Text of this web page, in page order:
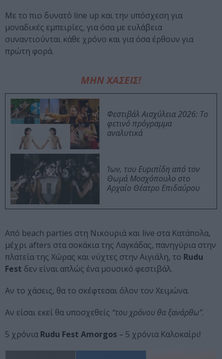
Με το πιο δυνατό line up και την υπόσχεση για
μοναδικές εμπειρίες, για όσα με ευλάβεια
συναντιούνται κάθε χρόνο και για όσα έρθουν για
πρώτη φορά.
ΜΗΝ ΧΑΣΕΙΣ!
Φεστιβάλ Αισχύλεια 2026: Το
φετινό πρόγραμμα
αναλυτικά
Ίων, του Ευριπίδη από τον
Θωμά Μοσχόπουλο στο
Αρχαίο Θέατρο Επιδαύρου
Από beach parties στη Νικουριά και live στα Κατάπολα,
μέχρι afters στα σοκάκια της Λαγκάδας, πανηγύρια στην
πλατεία της Χώρας και νύχτες στην Αιγιάλη, το Rudu
Fest δεν είναι απλώς ένα μουσικό φεστιβάλ.
Αν το χάσεις, θα το σκέφτεσαι όλον τον Χειμώνα.
Αν είσαι εκεί θα υποσχεθείς “του χρόνου θα ξανάρθω”.
5 χρόνια Rudu Fest Amorgos – 5 χρόνια Καλοκαίρι!